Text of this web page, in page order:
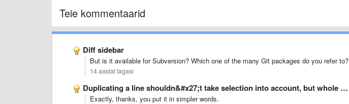
Teie kommentaarid
Diff sidebar
But is it available for Subversion? Which one of the many Git packages do you refer to?
14 aastat tagasi
Duplicating a line shouldn&#x27;t take selection into account, but whole …
Exactly, thanks, you put it in simpler words.